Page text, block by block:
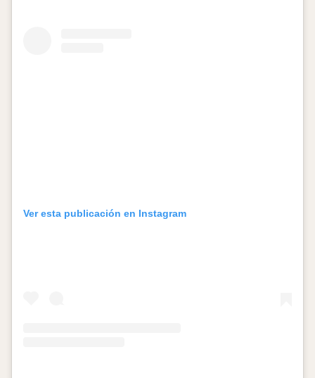
Ver esta publicación en Instagram